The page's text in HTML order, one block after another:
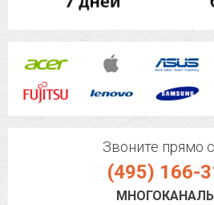
Звоните прямо
(495) 166-